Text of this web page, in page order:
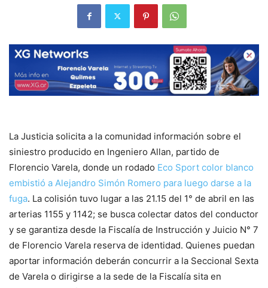
La Justicia solicita a la comunidad información sobre el
siniestro producido en Ingeniero Allan, partido de
Florencio Varela, donde un rodado Eco Sport color blanco
embistió a Alejandro Simón Romero para luego darse a la
fuga. La colisión tuvo lugar a las 21.15 del 1° de abril en las
arterias 1155 y 1142; se busca colectar datos del conductor
y se garantiza desde la Fiscalía de Instrucción y Juicio N° 7
de Florencio Varela reserva de identidad. Quienes puedan
aportar información deberán concurrir a la Seccional Sexta
de Varela o dirigirse a la sede de la Fiscalía sita en